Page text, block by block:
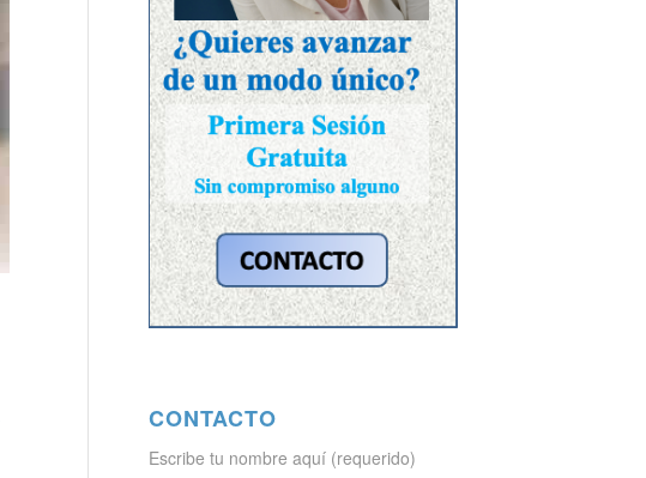
CONTACTO
Escribe tu nombre aquí (requerido)